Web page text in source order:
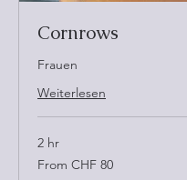
Cornrows
Frauen
Weiterlesen
2 hr
From
80
From CHF 80